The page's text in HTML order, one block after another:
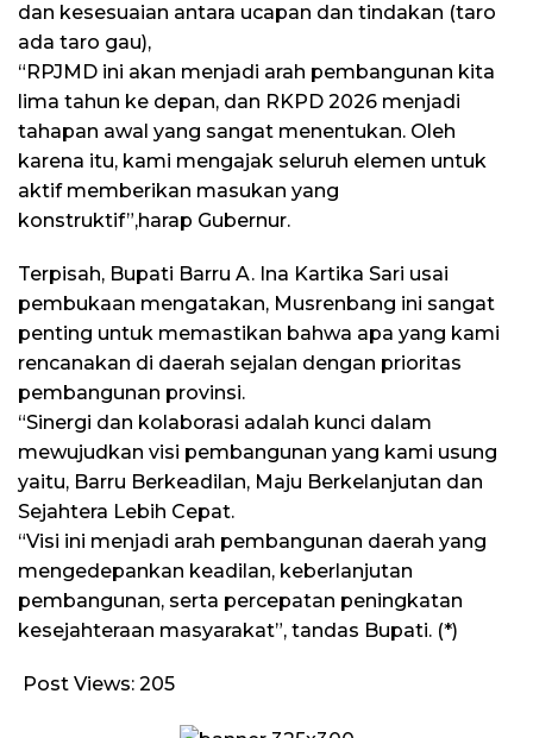
dan kesesuaian antara ucapan dan tindakan (taro
ada taro gau),
“RPJMD ini akan menjadi arah pembangunan kita
lima tahun ke depan, dan RKPD 2026 menjadi
tahapan awal yang sangat menentukan. Oleh
karena itu, kami mengajak seluruh elemen untuk
aktif memberikan masukan yang
konstruktif”,harap Gubernur.
Terpisah, Bupati Barru A. Ina Kartika Sari usai
pembukaan mengatakan, Musrenbang ini sangat
penting untuk memastikan bahwa apa yang kami
rencanakan di daerah sejalan dengan prioritas
pembangunan provinsi.
“Sinergi dan kolaborasi adalah kunci dalam
mewujudkan visi pembangunan yang kami usung
yaitu, Barru Berkeadilan, Maju Berkelanjutan dan
Sejahtera Lebih Cepat.
“Visi ini menjadi arah pembangunan daerah yang
mengedepankan keadilan, keberlanjutan
pembangunan, serta percepatan peningkatan
kesejahteraan masyarakat”, tandas Bupati. (*)
Post Views: 205